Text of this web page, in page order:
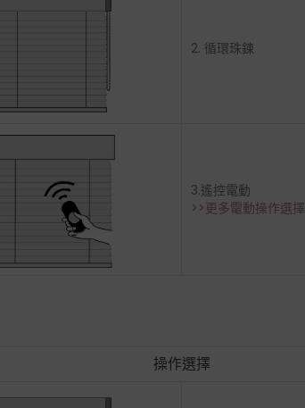
2. 循環珠鍊
3.遙控電動
>>更多電動操作選擇
操作選擇